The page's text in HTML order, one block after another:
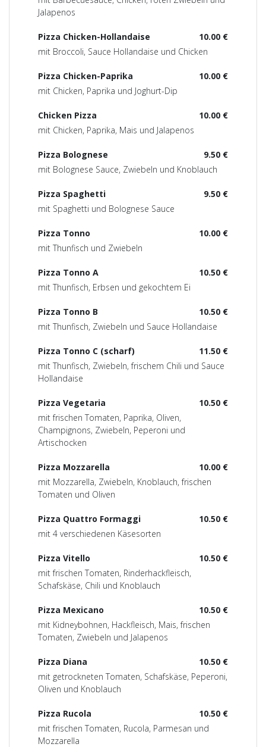
Jalapenos
10.00 €
Pizza Chicken-Hollandaise
mit Broccoli, Sauce Hollandaise und Chicken
10.00 €
Pizza Chicken-Paprika
mit Chicken, Paprika und Joghurt-Dip
10.00 €
Chicken Pizza
mit Chicken, Paprika, Mais und Jalapenos
9.50 €
Pizza Bolognese
mit Bolognese Sauce, Zwiebeln und Knoblauch
9.50 €
Pizza Spaghetti
mit Spaghetti und Bolognese Sauce
10.00 €
Pizza Tonno
mit Thunfisch und Zwiebeln
10.50 €
Pizza Tonno A
mit Thunfisch, Erbsen und gekochtem Ei
10.50 €
Pizza Tonno B
mit Thunfisch, Zwiebeln und Sauce Hollandaise
11.50 €
Pizza Tonno C (scharf)
mit Thunfisch, Zwiebeln, frischem Chili und Sauce
Hollandaise
10.50 €
Pizza Vegetaria
mit frischen Tomaten, Paprika, Oliven,
Champignons, Zwiebeln, Peperoni und
Artischocken
10.00 €
Pizza Mozzarella
mit Mozzarella, Zwiebeln, Knoblauch, frischen
Tomaten und Oliven
10.50 €
Pizza Quattro Formaggi
mit 4 verschiedenen Käsesorten
10.50 €
Pizza Vitello
mit frischen Tomaten, Rinderhackfleisch,
Schafskäse, Chili und Knoblauch
10.50 €
Pizza Mexicano
mit Kidneybohnen, Hackfleisch, Mais, frischen
Tomaten, Zwiebeln und Jalapenos
10.50 €
Pizza Diana
mit getrockneten Tomaten, Schafskäse, Peperoni,
Oliven und Knoblauch
10.50 €
Pizza Rucola
mit frischen Tomaten, Rucola, Parmesan und
Mozzarella